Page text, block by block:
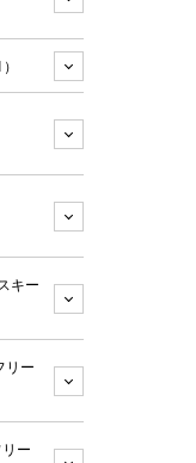
キー
リー
ー